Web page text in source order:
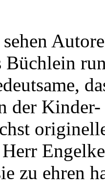
Büchlein
der
zu ehren